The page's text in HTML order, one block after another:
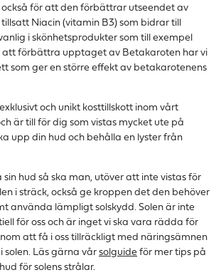
för att den förbättrar utseendet av
tillsatt Niacin (vitamin B3) som bidrar till
i skönhetsprodukter som till exempel
att förbättra upptaget av Betakaroten har vi
som ger en större effekt av betakarotenens
och unikt kosttillskott inom vårt
är till för dig som vistas mycket ute på
upp din hud och behålla en lyster från
hud så ska man, utöver att inte vistas för
i sträck, också ge kroppen det den behöver
använda lämpligt solskydd. Solen är inte
för oss och är inget vi ska vara rädda för
att få i oss tillräckligt med näringsämnen
solen. Läs gärna vår solguide för mer tips på
för solens strålar.